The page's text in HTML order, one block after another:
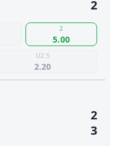
2
2
5.00
U2.5
2.20
2
3